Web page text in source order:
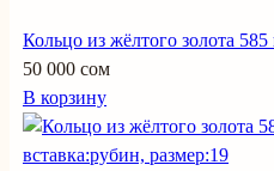
Кольцо из жёлтого золота
50 000 сом
В корзину